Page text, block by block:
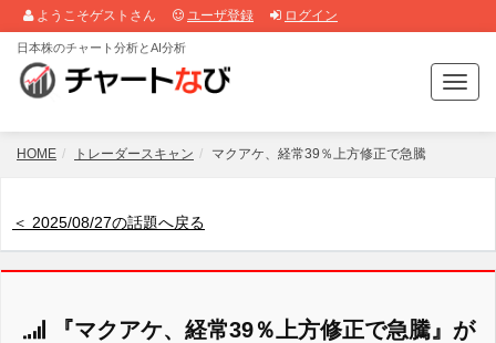
ようこそゲストさん ユーザ登録 ログイン
T
o
g
a
日本株のチャート分析とAI分析
HOME トレーダースキャン マクアケ、経常39％上方修正で急騰
＜ 2025/08/27の話題へ戻る
『マクアケ、経常39％上方修正で急騰』が